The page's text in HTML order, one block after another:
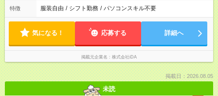
特徴 服装自由 / シフト勤務 / パソコンスキル不要
気になる！ 応募する 詳細へ
掲載元企業名 株式会社iDA
掲載日：2026.08.05
未読